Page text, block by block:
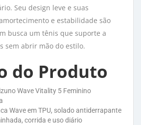
Seu design leve e suas
e estabilidade são
busca um tênis que suporte a
sem abrir mão do estilo.
do Produto
Wave Vitality 5 Feminino
Wave em TPU, solado antiderrapante
corrida e uso diário